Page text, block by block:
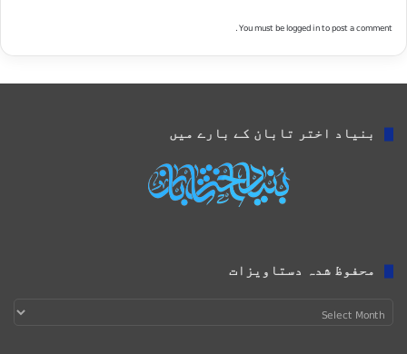
You must belogged into post a comment.
بنیاد اختر تابان کے بارے میں
محفوظ شدہ دستاویزات
محفوظ